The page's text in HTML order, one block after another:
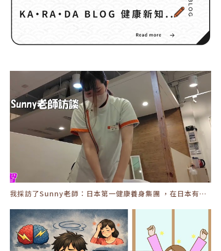
我採訪了Sunny老師：日本第一健康養身集團 ，在日本有約 350間分館 #運動伸展 #按摩 #體操 #腳底按摩 #運動